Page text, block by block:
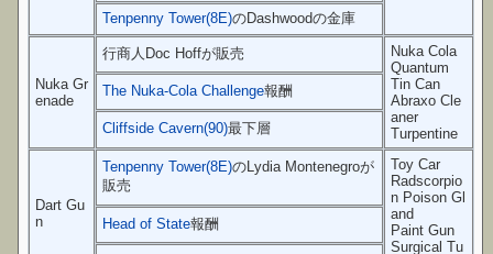
Tenpenny Tower(8E)のDashwoodの金庫
Nuka Gr
enade
行商人Doc Hoffが販売
Nuka Cola
Quantum
Tin Can
Abraxo Cle
aner
Turpentine
The Nuka-Cola Challenge報酬
Cliffside Cavern(90)最下層
Dart Gu
n
Tenpenny Tower(8E)のLydia Montenegroが
販売
Toy Car
Radscorpio
n Poison Gl
and
Paint Gun
Surgical Tu
Head of State報酬